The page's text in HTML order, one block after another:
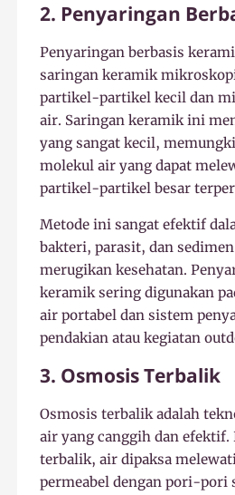
2. Penyaringan
Penyaringan berbasis
saringan keramik
partikel-partikel kecil dan
air. Saringan keramik ini
yang sangat kecil,
molekul air yang dapat
partikel-partikel besar
Metode ini sangat efektif
bakteri, parasit, dan
merugikan kesehatan.
keramik sering digunakan
air portabel dan sistem
pendakian atau kegiatan
3. Osmosis Terbalik
Osmosis terbalik adalah
air yang canggih dan efektif.
terbalik, air dipaksa
permeabel dengan pori-pori